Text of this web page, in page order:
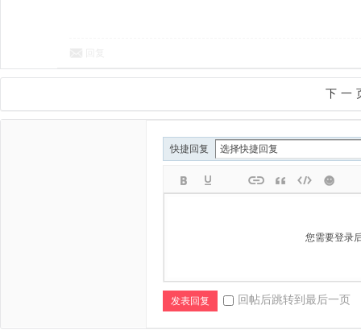
下一
快捷回复
您需要登录
发表回复 回帖后跳转到最后一页